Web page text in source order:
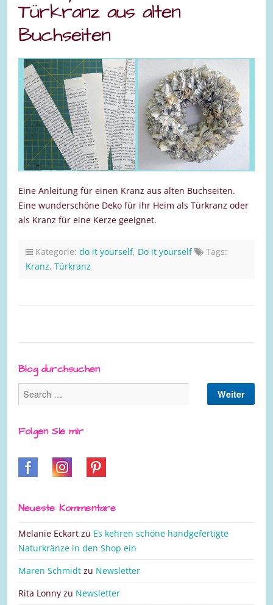
Türkranz aus alten
Buchseiten
Eine Anleitung für einen Kranz aus alten Buchseiten.
Eine wunderschöne Deko für ihr Heim als Türkranz oder
als Kranz für eine Kerze geeignet.
Kategorie: do it yourself, Do it yourself
Tags:
Kranz, Türkranz
Blog durchsuchen
Folgen Sie mir
Neueste Kommentare
Melanie Eckart zu Es kehren schöne handgefertigte
Naturkränze in den Shop ein
Maren Schmidt zu Newsletter
Rita Lonny zu Newsletter